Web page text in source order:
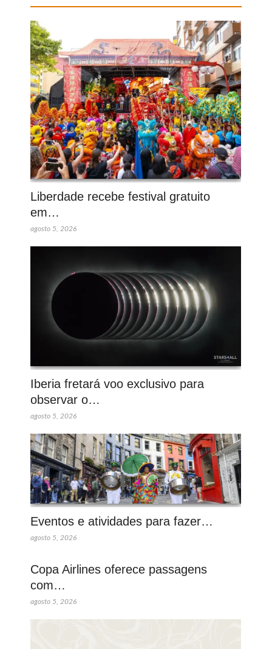
Liberdade recebe festival gratuito
em…
agosto 5, 2026
Iberia fretará voo exclusivo para
observar o…
agosto 5, 2026
Eventos e atividades para fazer…
agosto 5, 2026
Copa Airlines oferece passagens
com…
agosto 5, 2026